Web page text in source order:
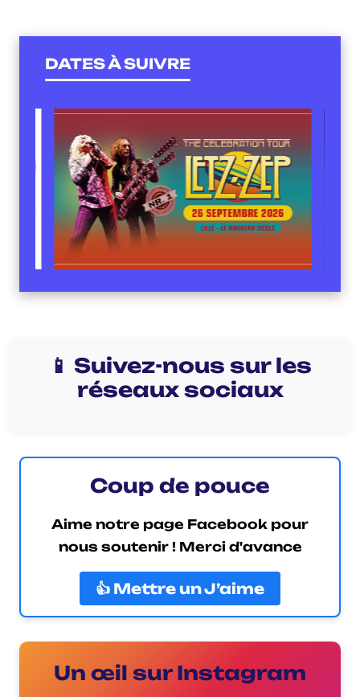
DATES À SUIVRE
📱 Suivez-nous sur les
réseaux sociaux
Coup de pouce
Aime notre page Facebook pour
nous soutenir ! Merci d'avance
👍 Mettre un J’aime
Un œil sur Instagram